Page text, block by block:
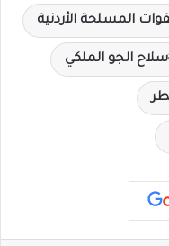
المسلحة الأردنية
سلاح الجو الملكي